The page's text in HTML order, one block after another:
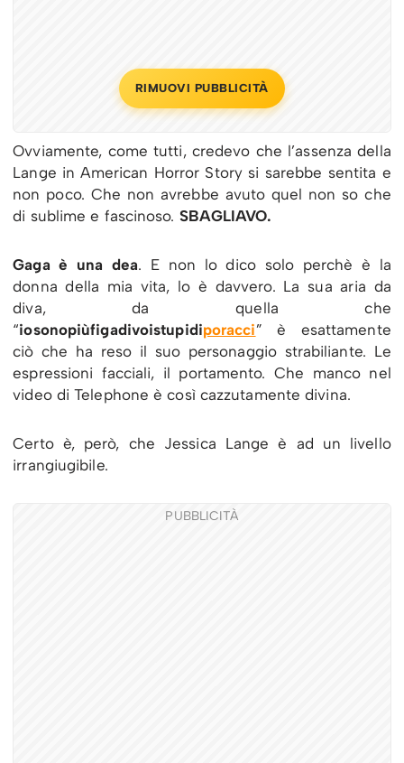
RIMUOVI PUBBLICITÀ
Ovviamente, come tutti, credevo che l’assenza della
Lange in American Horror Story si sarebbe sentita e
non poco. Che non avrebbe avuto quel non so che
di sublime e fascinoso. SBAGLIAVO.
Gaga è una dea. E non lo dico solo perchè è la
donna della mia vita, lo è davvero. La sua aria da
diva, da quella che
“iosonopiùfigadivoistupidiporacci” è esattamente
ciò che ha reso il suo personaggio strabiliante. Le
espressioni facciali, il portamento. Che manco nel
video di Telephone è così cazzutamente divina.
Certo è, però, che Jessica Lange è ad un livello
irrangiugibile.
PUBBLICITÀ